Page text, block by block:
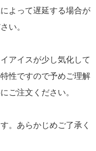
よって遅延する場合が
い。
アイスが少し気化して
性ですので予めご理解
ご注文ください。
。あらかじめご了承く